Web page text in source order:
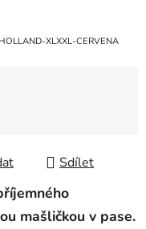
XLXXL-CERVENA
Sdílet
mašličkou v pase.